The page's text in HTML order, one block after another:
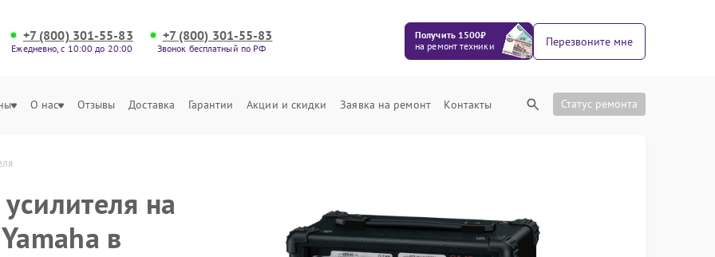
+7 (800) 301-55-83
Ежедневно, с 10:00 до 20:00
+7 (800) 301-55-83
Звонок бесплатный по РФ
Получить 1500₽
на ремонт техники
Перезвоните мне
О нас Отзывы Доставка Гарантии Акции и скидки Заявка на ремонт Контакты Статус ремонта
на
в